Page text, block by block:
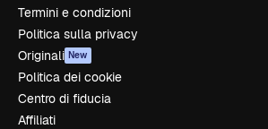
Termini e condizioni
Politica sulla privacy
Originali New
Politica dei cookie
Centro di fiducia
Affiliati